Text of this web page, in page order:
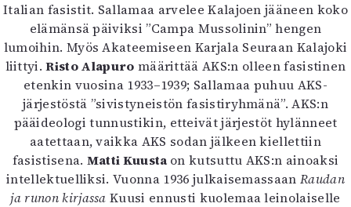
Italian fasistit. Sallamaa arvelee Kalajoen jääneen koko
elämänsä päiviksi ”Campa Mussolinin” hengen
lumoihin. Myös Akateemiseen Karjala Seuraan Kalajoki
liittyi.Risto Alapuro määrittää AKS:n olleen fasistinen
etenkin vuosina 1933–1939; Sallamaa puhuu AKS-
järjestöstä ”sivistyneistön fasistiryhmänä”. AKS:n
pääideologi tunnustikin, etteivät järjestöt hylänneet
aatettaan, vaikka AKS sodan jälkeen kiellettiin
fasistisena. Matti Kuusta on kutsuttu AKS:n ainoaksi
intellektuelliksi. Vuonna 1936 julkaisemassaanRaudan
ja runon kirjassa Kuusi ennusti kuolemaa leinolaiselle